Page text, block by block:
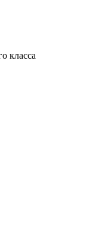
класса